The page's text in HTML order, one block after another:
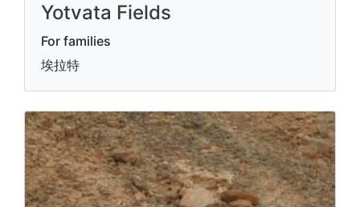
Yotvata Fields
For families
埃拉特